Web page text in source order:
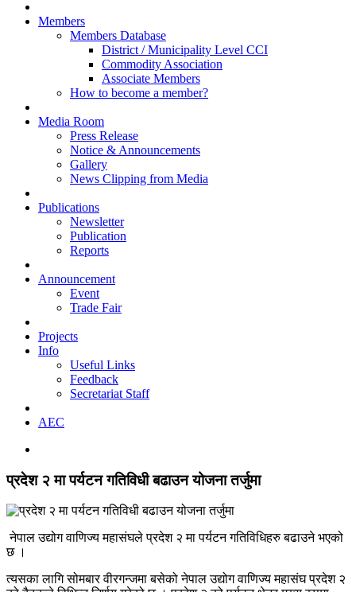
Members
Members Database
District / Municipality Level CCI
Commodity Association
Associate Members
How to become a member?
Media Room
Press Release
Notice & Announcements
Gallery
News Clipping from Media
Publications
Newsletter
Publication
Reports
Announcement
Event
Trade Fair
Projects
Info
Useful Links
Feedback
Secretariat Staff
AEC
प्रदेश २ मा पर्यटन गतिविधी बढाउन योजना तर्जुमा
नेपाल उद्योग वाणिज्य महासंघले प्रदेश २ मा पर्यटन गतिविधिहरु बढाउने भएको
छ ।
त्यसका लागि सोमबार वीरगन्जमा बसेको नेपाल उद्योग वाणिज्य महासंघ प्रदेश २